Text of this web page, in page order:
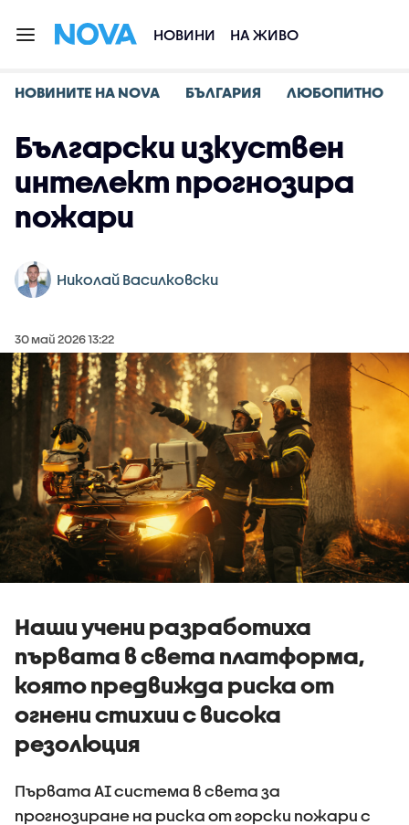
НОВИНИ НА ЖИВО
НОВИНИТЕ НА NOVA БЪЛГАРИЯ ЛЮБОПИТНО
Български изкуствен
интелект прогнозира
пожари
Николай Василковски
30 май 2026 13:22
Наши учени разработиха
първата в света платформа,
която предвижда риска от
огнени стихии с висока
резолюция
Първата AI система в света за
прогнозиране на риска от горски пожари с